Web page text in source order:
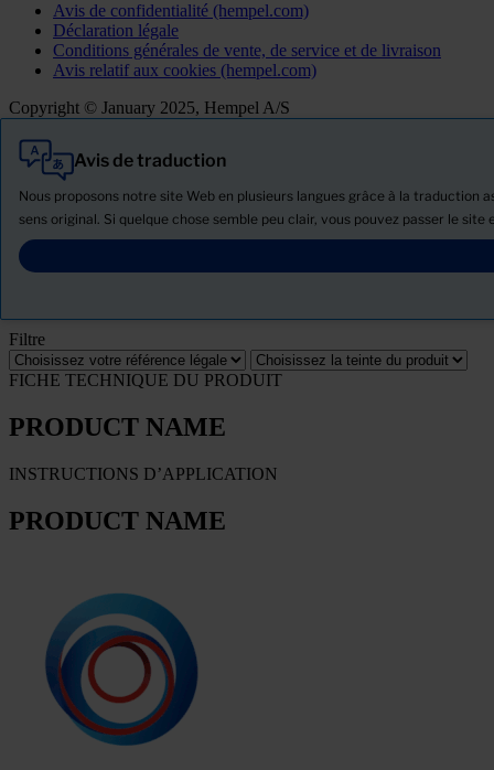
Avis de confidentialité (hempel.com)
Déclaration légale
Conditions générales de vente, de service et de livraison
Avis relatif aux cookies (hempel.com)
Copyright © January 2025, Hempel A/S
Avis de traduction
Nous proposons notre site Web en plusieurs langues grâce à la
sens original. Si quelque chose semble peu clair, vous pouvez passer le site
Tout
Actualités
Télécharger la Fiche de données de sécurité
Filtre
FICHE TECHNIQUE DU PRODUIT
PRODUCT NAME
INSTRUCTIONS D’APPLICATION
PRODUCT NAME